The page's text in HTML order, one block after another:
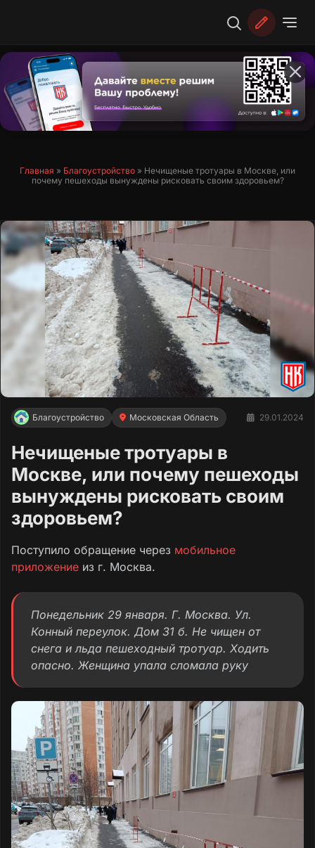
Главная » Благоустройство » Нечищеные тротуары в Москве, или
почему пешеходы вынуждены рисковать своим здоровьем?
Благоустройство Московская Область 29.01.2024
Нечищеные тротуары в
Москве, или почему пешеходы
вынуждены рисковать своим
здоровьем?
Поступило обращение через мобильное
приложение из г. Москва.
Понедельник 29 января. Г. Москва. Ул.
Конный переулок. Дом 31 б. Не чищен от
снега и льда пешеходный тротуар. Ходить
опасно. Женщина упала сломала руку